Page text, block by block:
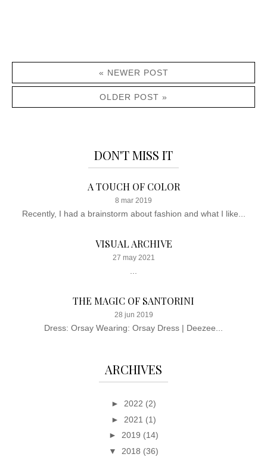
« NEWER POST
OLDER POST »
DON'T MISS IT
A TOUCH OF COLOR
8 mar 2019
Recently, I had a brainstorm about fashion and what I like...
VISUAL ARCHIVE
27 may 2021
THE MAGIC OF SANTORINI
28 jun 2019
Dress: Orsay Wearing: Orsay Dress | Deezee...
ARCHIVES
► 2022 (2)
► 2021 (1)
► 2019 (14)
▼ 2018 (36)